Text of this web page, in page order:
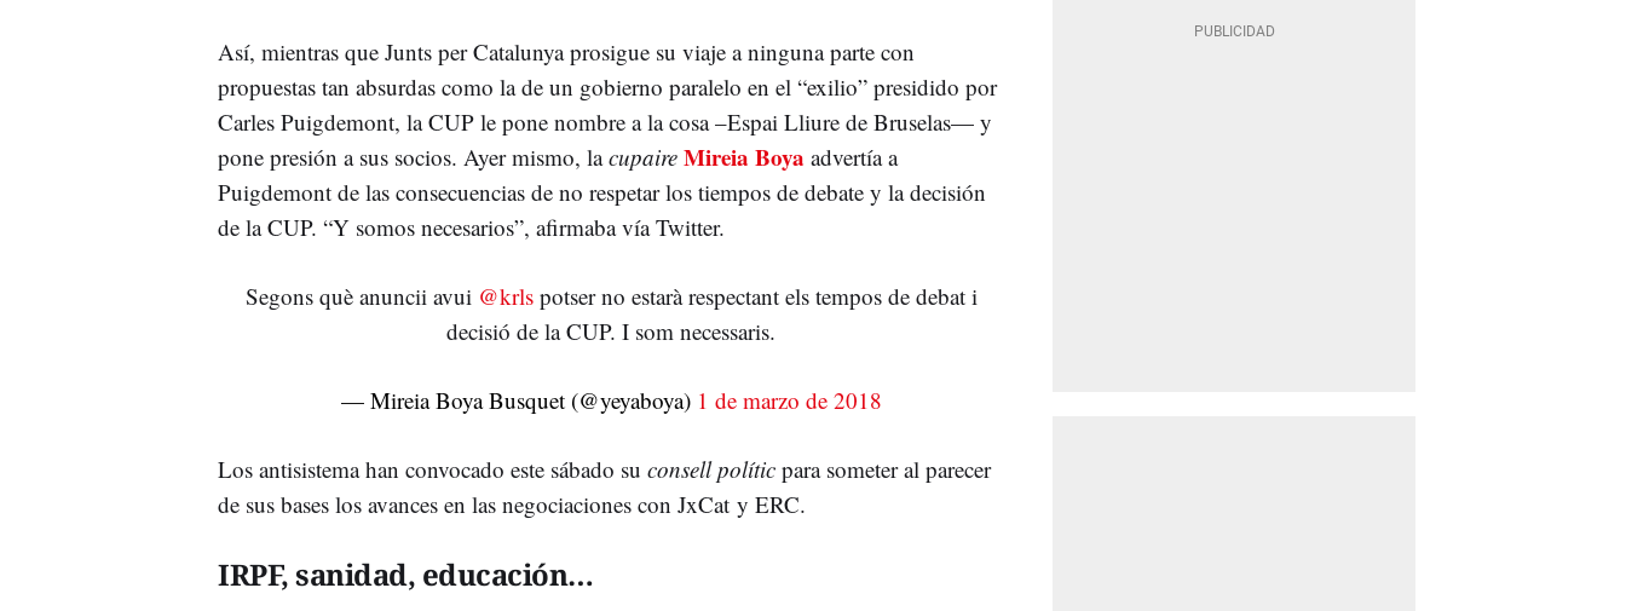
Así, mientras que Junts per Catalunya prosigue su viaje a ninguna parte con
propuestas tan absurdas como la de un gobierno paralelo en el “exilio” presidido por
Carles Puigdemont, la CUP le pone nombre a la cosa –Espai Lliure de Bruselas— y
pone presión a sus socios. Ayer mismo, lacupaire Mireia Boya advertía a
Puigdemont de las consecuencias de no respetar los tiempos de debate y la decisión
de la CUP. “Y somos necesarios”, afirmaba vía Twitter.
Segons què anuncii avui @krlspotser no estarà respectant els tempos de debat i
decisió de la CUP. I som necessaris.
— Mireia Boya Busquet (@yeyaboya) 1 de marzo de 2018
Los antisistema han convocado este sábado su consell polític para someter al parecer
de sus bases los avances en las negociaciones con JxCat y ERC.
IRPF, sanidad, educación…